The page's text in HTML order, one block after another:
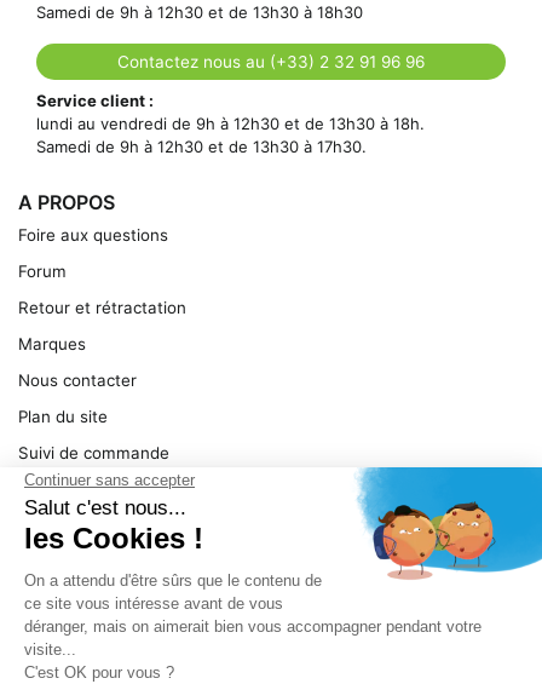
Samedi de 9h à 12h30 et de 13h30 à 18h30
Contactez nous au (+33) 2 32 91 96 96
Service client :
lundi au vendredi de 9h à 12h30 et de 13h30 à 18h.
Samedi de 9h à 12h30 et de 13h30 à 17h30.
A PROPOS
Foire aux questions
Forum
Retour et rétractation
Marques
Nous contacter
Plan du site
Suivi de commande
Ma facture
Mentions légales
SERVICE
Pièces détachées